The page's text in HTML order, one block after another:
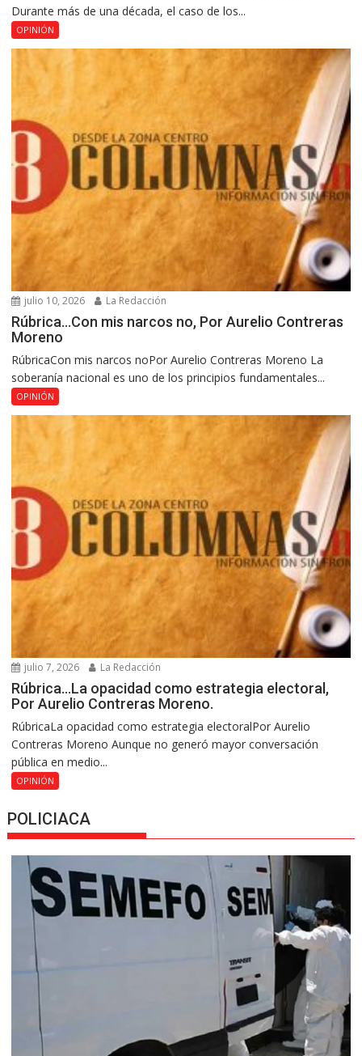
Durante más de una década, el caso de los...
OPINIÓN
julio 10, 2026 La Redacción
Rúbrica…Con mis narcos no, Por Aurelio Contreras
Moreno
RúbricaCon mis narcos noPor Aurelio Contreras Moreno La
soberanía nacional es uno de los principios fundamentales...
OPINIÓN
julio 7, 2026 La Redacción
Rúbrica…La opacidad como estrategia electoral,
Por Aurelio Contreras Moreno.
RúbricaLa opacidad como estrategia electoralPor Aurelio
Contreras Moreno Aunque no generó mayor conversación
pública en medio...
OPINIÓN
POLICIACA